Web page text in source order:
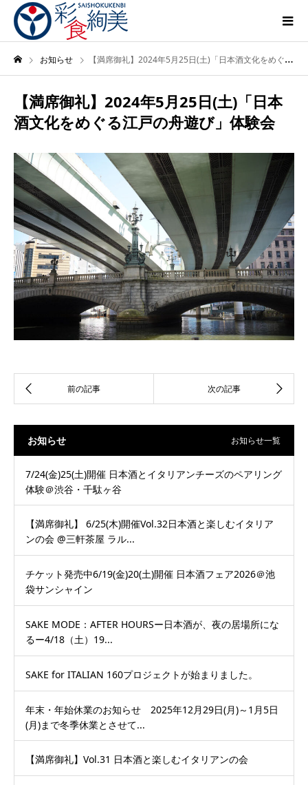
お知らせ 【満席御礼】2024年5月25日(土)「日本酒文化をめぐる江戸の舟遊び」体験会
【満席御礼】2024年5月25日(土)「日本
酒文化をめぐる江戸の舟遊び」体験会
お知らせ お知らせ一覧
7/24(金)25(土)開催 日本酒とイタリアンチーズのペアリング
体験＠渋谷・千駄ヶ谷
【満席御礼】 6/25(木)開催Vol.32日本酒と楽しむイタリア
ンの会 @三軒茶屋 ラル...
チケット発売中6/19(金)20(土)開催 日本酒フェア2026＠池
袋サンシャイン
SAKE MODE：AFTER HOURSー日本酒が、夜の居場所にな
るー4/18（土）19...
SAKE for ITALIAN 160プロジェクトが始まりました。
年末・年始休業のお知らせ 2025年12月29日(月)～1月5日
(月)まで冬季休業とさせて...
【満席御礼】Vol.31 日本酒と楽しむイタリアンの会